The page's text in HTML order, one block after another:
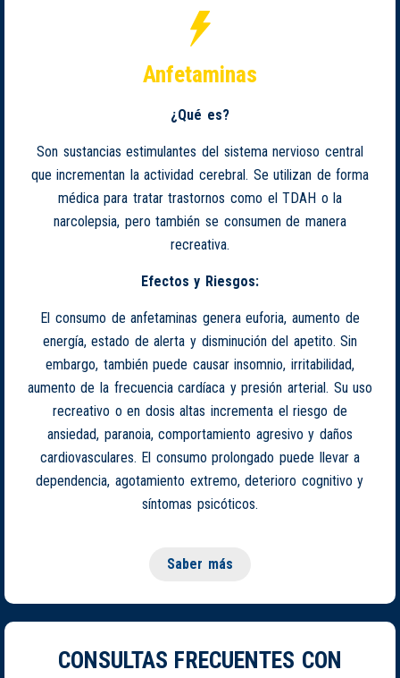
Anfetaminas
¿Qué es?
Son sustancias estimulantes del sistema nervioso central
que incrementan la actividad cerebral. Se utilizan de forma
médica para tratar trastornos como el TDAH o la
narcolepsia, pero también se consumen de manera
recreativa.
Efectos y Riesgos:
El consumo de anfetaminas genera euforia, aumento de
energía, estado de alerta y disminución del apetito. Sin
embargo, también puede causar insomnio, irritabilidad,
aumento de la frecuencia cardíaca y presión arterial. Su uso
recreativo o en dosis altas incrementa el riesgo de
ansiedad, paranoia, comportamiento agresivo y daños
cardiovasculares. El consumo prolongado puede llevar a
dependencia, agotamiento extremo, deterioro cognitivo y
síntomas psicóticos.
Saber más
CONSULTAS FRECUENTES CON